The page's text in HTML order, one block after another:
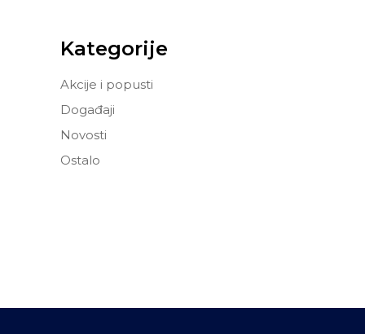
Kategorije
Akcije i popusti
Događaji
Novosti
Ostalo